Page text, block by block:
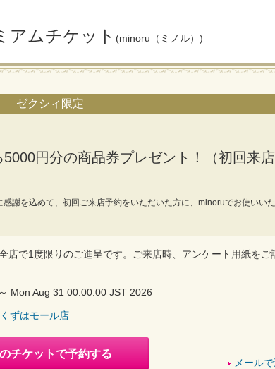
アムチケット (minoru（ミノル）)
ゼクシィ限定
円分の商品券プレゼント！（初回来店
謝を込めて、初回ご来店予約をいただいた方に、minoruでお使いいた
店で1度限りのご進呈です。ご来店時、アンケート用紙をご
Mon Aug 31 00:00:00 JST 2026
くずはモール店
チケットで予約する
メール